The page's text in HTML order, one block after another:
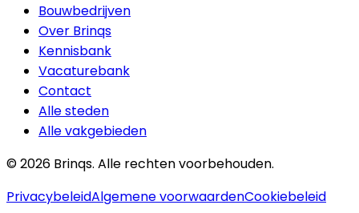
Bouwbedrijven
Over Brinqs
Kennisbank
Vacaturebank
Contact
Alle steden
Alle vakgebieden
©2026 Brinqs. Alle rechten voorbehouden.
PrivacybeleidAlgemene voorwaardenCookiebeleid